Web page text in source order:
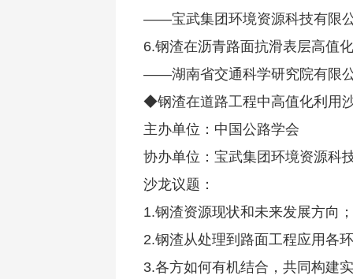
——宝武集团环境资源科技有限
6.钢渣在沥青路面抗滑表层高值
——湖南省交通科学研究院有限
◆钢渣在道路工程中高值化利用
主办单位：中国公路学会
协办单位：宝武集团环境资源科
沙龙议题：
1.钢渣资源现状和未来发展方向；
2.钢渣从处理到路面工程应用各
3.各方如何有机结合，共同构建